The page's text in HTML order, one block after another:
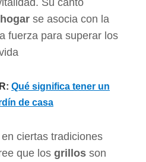
Su canto
hogar se asocia con la
fuerza para superar los
Qué significa tener un
de casa
en ciertas tradiciones
que los grillos son